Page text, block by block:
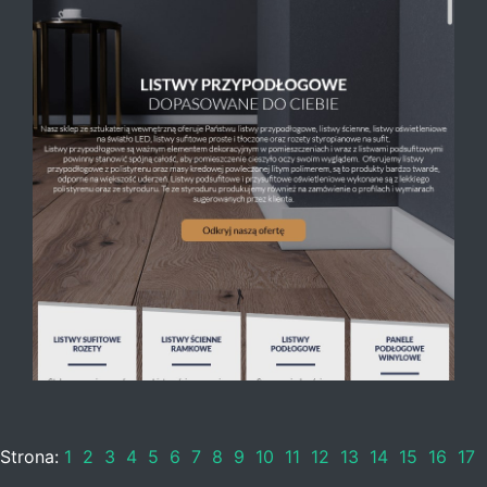
Strona: 1 2 3 4 5 6 7 8 9 10 11 12 13 14 15 16 17